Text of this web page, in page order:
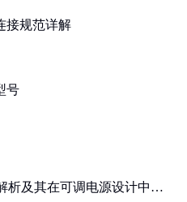
接规范详解
号
析及其在可调电源设计中的